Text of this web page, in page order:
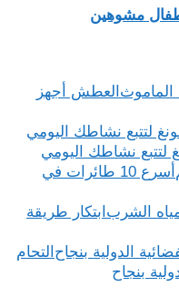
مشوهين
العطش أجهز
نشاطك اليومي
أسرع 10 طائرات في
ابتكار طريقة
التحام
بنجاح